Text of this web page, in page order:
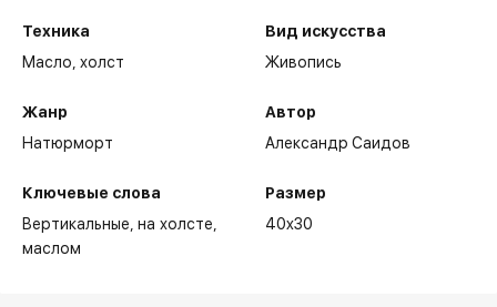
Техника
Масло,холст
Жанр
Натюрморт
Ключевые слова
Вертикальные на холсте
маслом
Вид искусства
Живопись
Автор
Александр Саидов
Размер
40x30